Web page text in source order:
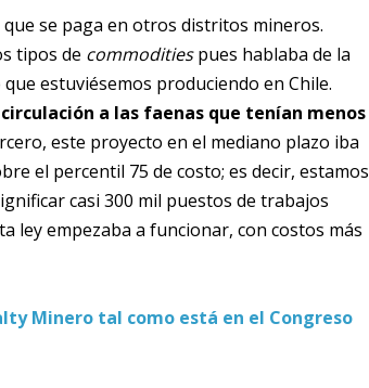
se paga en otros distritos mineros.
tipos de commoditiespues hablaba de la
estuviésemos produciendo en Chile.
a las faenas que tenían menos
este proyecto en el mediano plazo iba
el percentil 75 de costo; es decir, estamos
casi 300 mil puestos de trabajos
ley empezaba a funcionar, con costos más
Minero tal como está en el Congreso